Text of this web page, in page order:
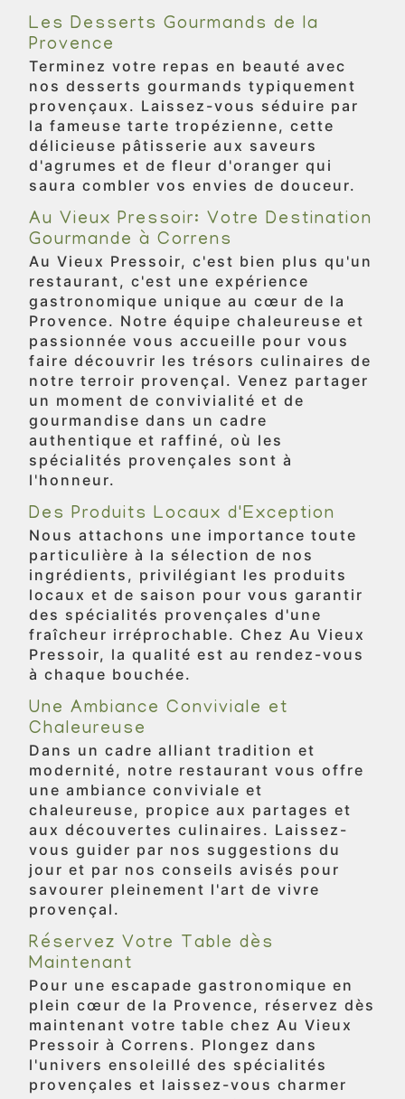
Les Desserts Gourmands de la
Provence
Terminez votre repas en beauté avec
nos desserts gourmands typiquement
provençaux. Laissez-vous séduire par
la fameuse tarte tropézienne, cette
délicieuse pâtisserie aux saveurs
d'agrumes et de fleur d'oranger qui
saura combler vos envies de douceur.
Au Vieux Pressoir: Votre Destination
Gourmande à Correns
Au Vieux Pressoir, c'est bien plus qu'un
restaurant, c'est une expérience
gastronomique unique au cœur de la
Provence. Notre équipe chaleureuse et
passionnée vous accueille pour vous
faire découvrir les trésors culinaires de
notre terroir provençal. Venez partager
un moment de convivialité et de
gourmandise dans un cadre
authentique et raffiné, où les
spécialités provençales sont à
l'honneur.
Des Produits Locaux d'Exception
Nous attachons une importance toute
particulière à la sélection de nos
ingrédients, privilégiant les produits
locaux et de saison pour vous garantir
des spécialités provençales d'une
fraîcheur irréprochable. Chez Au Vieux
Pressoir, la qualité est au rendez-vous
à chaque bouchée.
Une Ambiance Conviviale et
Chaleureuse
Dans un cadre alliant tradition et
modernité, notre restaurant vous offre
une ambiance conviviale et
chaleureuse, propice aux partages et
aux découvertes culinaires. Laissez-
vous guider par nos suggestions du
jour et par nos conseils avisés pour
savourer pleinement l'art de vivre
provençal.
Réservez Votre Table dès
Maintenant
Pour une escapade gastronomique en
plein cœur de la Provence, réservez dès
maintenant votre table chez Au Vieux
Pressoir à Correns. Plongez dans
l'univers ensoleillé des spécialités
provençales et laissez-vous charmer